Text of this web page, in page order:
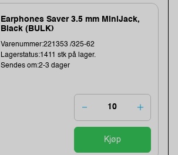
Earphones Saver 3.5 mm MiniJack,
Black (BULK)
Varenummer:221353 /325-62
Lagerstatus:1411 stk på lager.
Sendes om:2-3 dager
Kjøp